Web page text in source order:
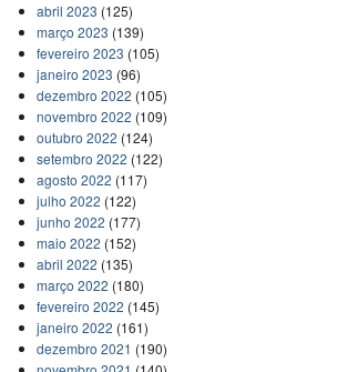
abril 2023 (125)
março 2023 (139)
fevereiro 2023 (105)
janeiro 2023 (96)
dezembro 2022 (105)
novembro 2022 (109)
outubro 2022 (124)
setembro 2022 (122)
agosto 2022 (117)
julho 2022 (122)
junho 2022 (177)
maio 2022 (152)
abril 2022 (135)
março 2022 (180)
fevereiro 2022 (145)
janeiro 2022 (161)
dezembro 2021 (190)